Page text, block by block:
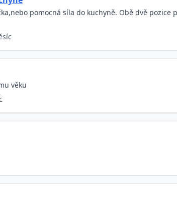
pomocná síla do kuchyně. Obě dvě pozice
věku